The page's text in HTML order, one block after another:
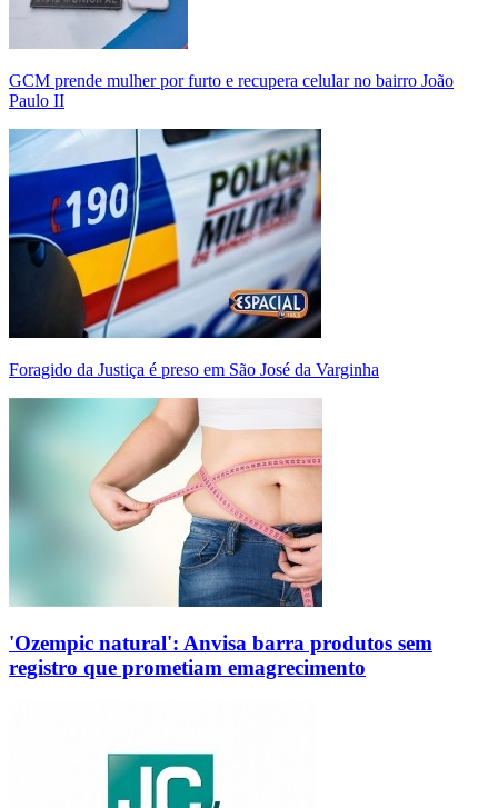
GCM prende mulher por furto e recupera celular no bairro João
Paulo II
Foragido da Justiça é preso em São José da Varginha
'Ozempic natural': Anvisa barra produtos sem
registro que prometiam emagrecimento